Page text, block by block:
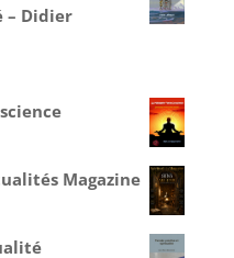
– Didier
Magazine